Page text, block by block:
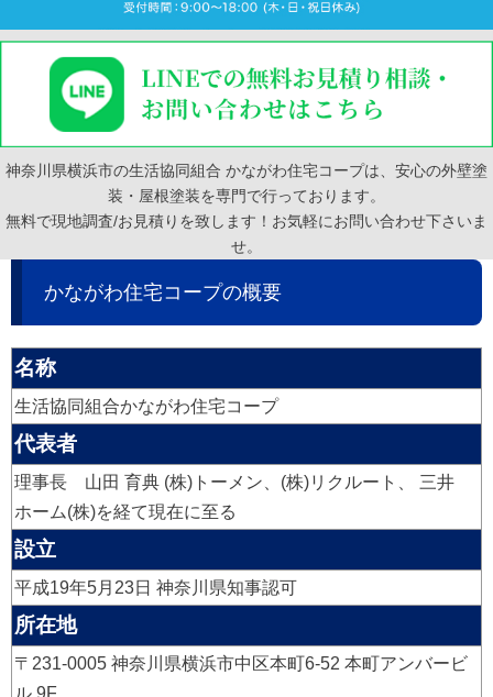
神奈川県横浜市の生活協同組合 かながわ住宅コープは、安心の外壁塗
装・屋根塗装を専門で行っております。
無料で現地調査/お見積りを致します！お気軽にお問い合わせ下さいま
せ。
かながわ住宅コープの概要
名称
生活協同組合かながわ住宅コープ
代表者
理事長 山田 育典 (株)トーメン、(株)リクルート、 三井
ホーム(株)を経て現在に至る
設立
平成19年5月23日 神奈川県知事認可
所在地
〒231-0005 神奈川県横浜市中区本町6-52 本町アンバービ
ル 9F